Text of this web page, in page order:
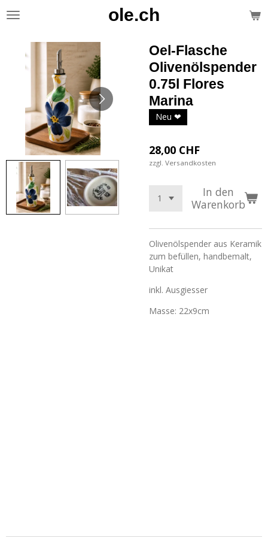
Zum
ole.ch
Oel-Flasche
Olivenölspender
0.75l Flores
Marina
Neu ❤
28,00 CHF
zzgl. Versandkosten
In den
Warenkorb
Olivenölspender aus Keramik
zum befüllen, handbemalt,
Unikat
inkl. Ausgiesser
Masse: 22x9cm